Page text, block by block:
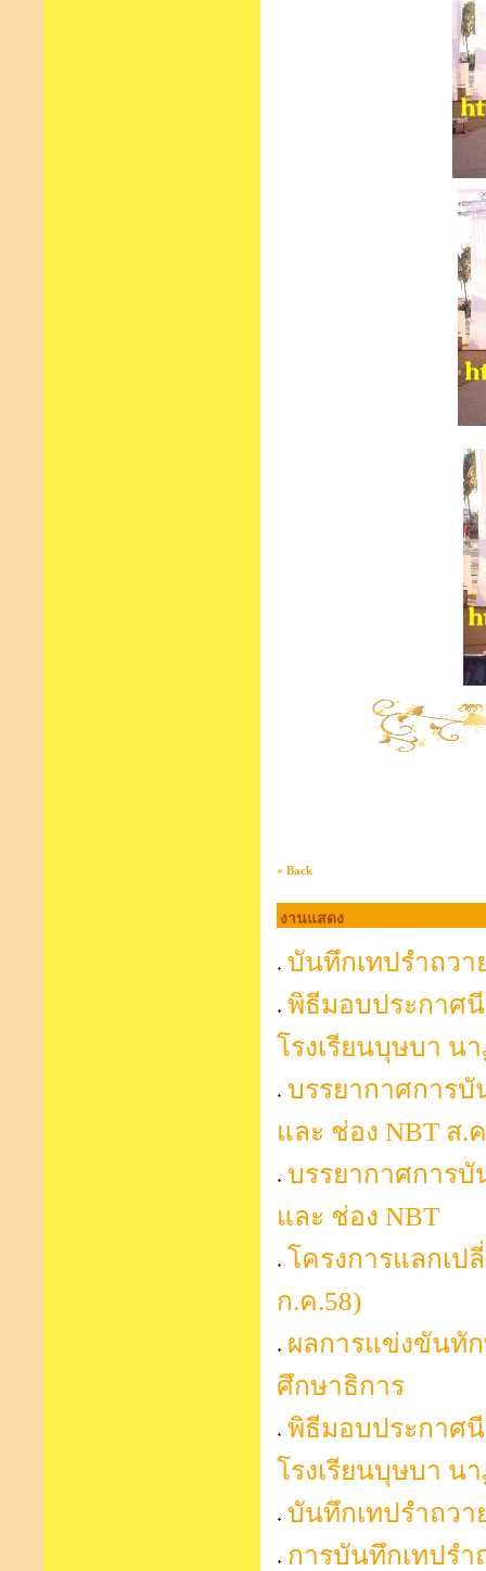
« Back
งานแสดง
บันทึกเทปรำถวา
พิธีมอบประกาศ
โรงเรียนบุษบา น
บรรยากาศการ
และ ช่อง NBT ส.
บรรยากาศการ
และ ช่อง NBT
โครงการแลกเป
ก.ค.58)
ผลการแข่งขันทั
ศึกษาธิการ
พิธีมอบประกาศ
โรงเรียนบุษบา น
บันทึกเทปรำถวา
การบันทึกเทปร